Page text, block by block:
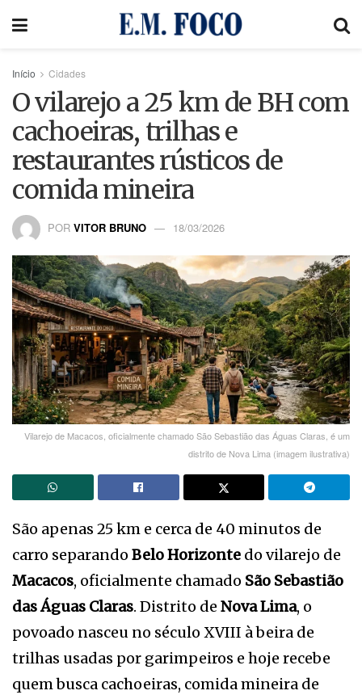
Início Cidades
O vilarejo a 25 km de BH com
cachoeiras, trilhas e
restaurantes rústicos de
comida mineira
POR VITOR BRUNO 18/03/2026
Vilarejo de Macacos, oficialmente chamado São Sebastião das Águas Claras, é um
distrito de Nova Lima (imagem ilustrativa)
São apenas 25 km e cerca de 40 minutos de
carro separando Belo Horizonte do vilarejo de
Macacos, oficialmente chamado São Sebastião
das Águas Claras. Distrito de Nova Lima, o
povoado nasceu no século XVIII à beira de
trilhas usadas por garimpeiros e hoje recebe
quem busca cachoeiras, comida mineira de